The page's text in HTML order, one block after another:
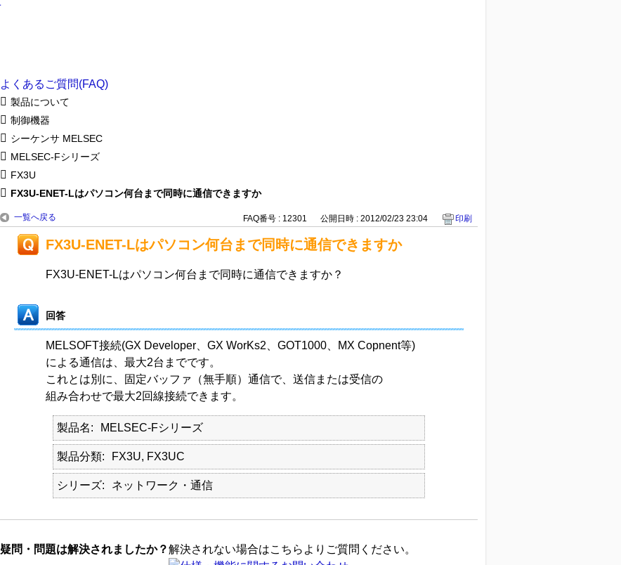
よくあるご質問(FAQ)
製品について
制御機器
シーケンサ MELSEC
MELSEC-Fシリーズ
FX3U
FX3U-ENET-Lはパソコン何台まで同時に通信できますか
一覧へ戻る FAQ番号 : 12301 公開日時 : 2012/02/23 23:04 印刷
FX3U-ENET-Lはパソコン何台まで同時に通信できますか
FX3U-ENET-Lはパソコン何台まで同時に通信できますか？
回答
MELSOFT接続(GX Developer、GX WorKs2、GOT1000、MX Copnent等)
による通信は、最大2台までです。
これとは別に、固定バッファ（無手順）通信で、送信または受信の
組み合わせで最大2回線接続できます。
製品名 MELSEC-Fシリーズ
製品分類 FX3U, FX3UC
シリーズ ネットワーク・通信
疑問・問題は解決されましたか？解決されない場合はこちらよりご質問ください。